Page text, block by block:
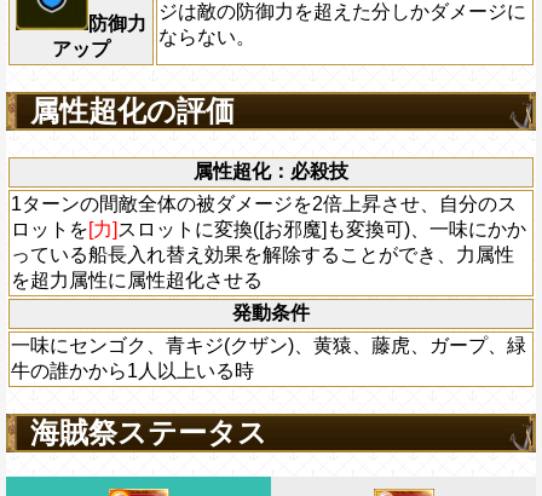
防御力
アップ
ジは敵の防御力を超えた分しかダメージに
ならない。
属性超化の評価
属性超化：必殺技
1ターンの間敵全体の被ダメージを2倍上昇させ、自分のス
ロットを[力] スロットに変換([お邪魔]も変換可)、一味にかか
っている船長入れ替え効果を解除することができ、力属性
を超力属性に属性超化させる
発動条件
一味にセンゴク、青キジ(クザン)、黄猿、藤虎、ガープ、緑
牛の誰かから1人以上いる時
海賊祭ステータス